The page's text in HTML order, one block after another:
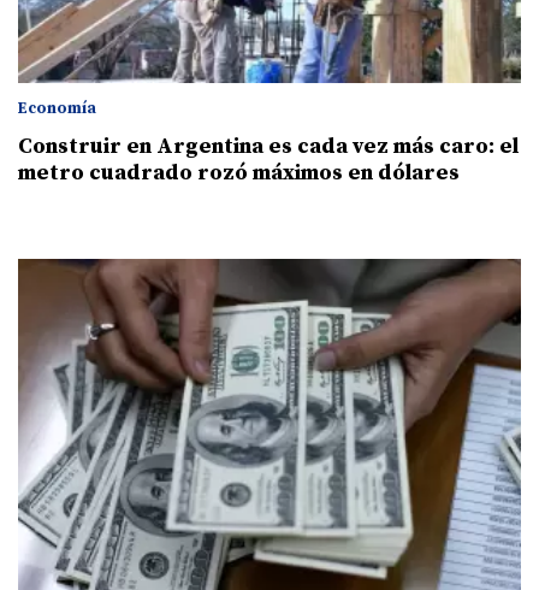
Economía
Construir en Argentina es cada vez más caro: el
metro cuadrado rozó máximos en dólares